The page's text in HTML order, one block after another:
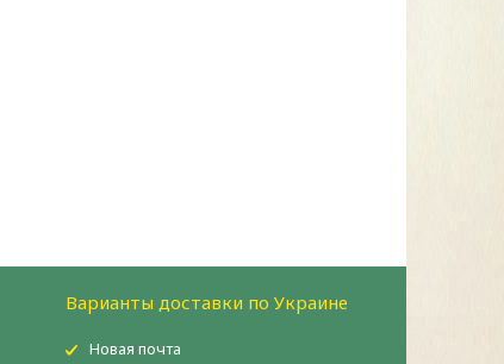
Варианты доставки по Украине
Новая почта